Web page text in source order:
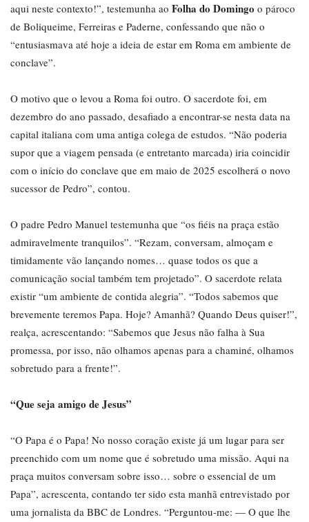
aqui neste contexto!”, testemunha ao Folha do Domingo o pároco
de Boliqueime, Ferreiras e Paderne, confessando que não o
“entusiasmava até hoje a ideia de estar em Roma em ambiente de
conclave”.
O motivo que o levou a Roma foi outro. O sacerdote foi, em
dezembro do ano passado, desafiado a encontrar-se nesta data na
capital italiana com uma antiga colega de estudos. “Não poderia
supor que a viagem pensada (e entretanto marcada) iria coincidir
com o início do conclave que em maio de 2025 escolherá o novo
sucessor de Pedro”, contou.
O padre Pedro Manuel testemunha que “os fiéis na praça estão
admiravelmente tranquilos”. “Rezam, conversam, almoçam e
timidamente vão lançando nomes… quase todos os que a
comunicação social também tem projetado”. O sacerdote relata
existir “um ambiente de contida alegria”. “Todos sabemos que
brevemente teremos Papa. Hoje? Amanhã? Quando Deus quiser!”,
realça, acrescentando: “Sabemos que Jesus não falha à Sua
promessa, por isso, não olhamos apenas para a chaminé, olhamos
sobretudo para a frente!”.
“Que seja amigo de Jesus”
“O Papa é o Papa! No nosso coração existe já um lugar para ser
preenchido com um nome que é sobretudo uma missão. Aqui na
praça muitos conversam sobre isso… sobre o essencial de um
Papa”, acrescenta, contando ter sido esta manhã entrevistado por
uma jornalista da BBC de Londres. “Perguntou-me: — O que lhe